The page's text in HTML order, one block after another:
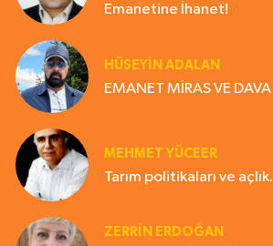
Emanetine İhanet!
HÜSEYIN ADALAN
EMANET MİRAS VE DAVA
MEHMET YÜCEER
Tarım politikaları ve açlık.
ZERRIN ERDOĞAN